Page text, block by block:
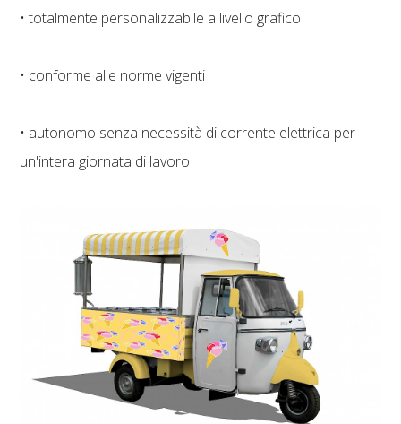
• totalmente personalizzabile a livello grafico
• conforme alle norme vigenti
• autonomo senza necessità di corrente elettrica per
un'intera giornata di lavoro